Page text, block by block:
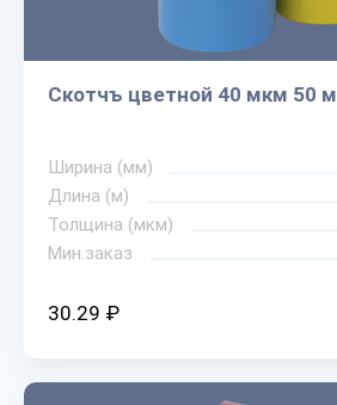
Скотчъ цветной 40 мкм 50
Ширина (мм)
Длина (м)
Толщина (мкм)
Мин.заказ
30.29 ₽